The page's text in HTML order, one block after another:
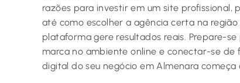
razões para investir em um site profissional,
até como escolher a agência certa na
plataforma gere resultados reais. Prepare-
marca no ambiente online e conectar-se de
digital do seu negócio em Almenara começa